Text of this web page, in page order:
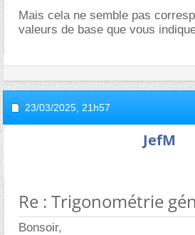
Mais cela ne semble pas
valeurs de base que vous
23/03/2025, 21h57
JefM
Re : Trigonométrie
Bonsoir,